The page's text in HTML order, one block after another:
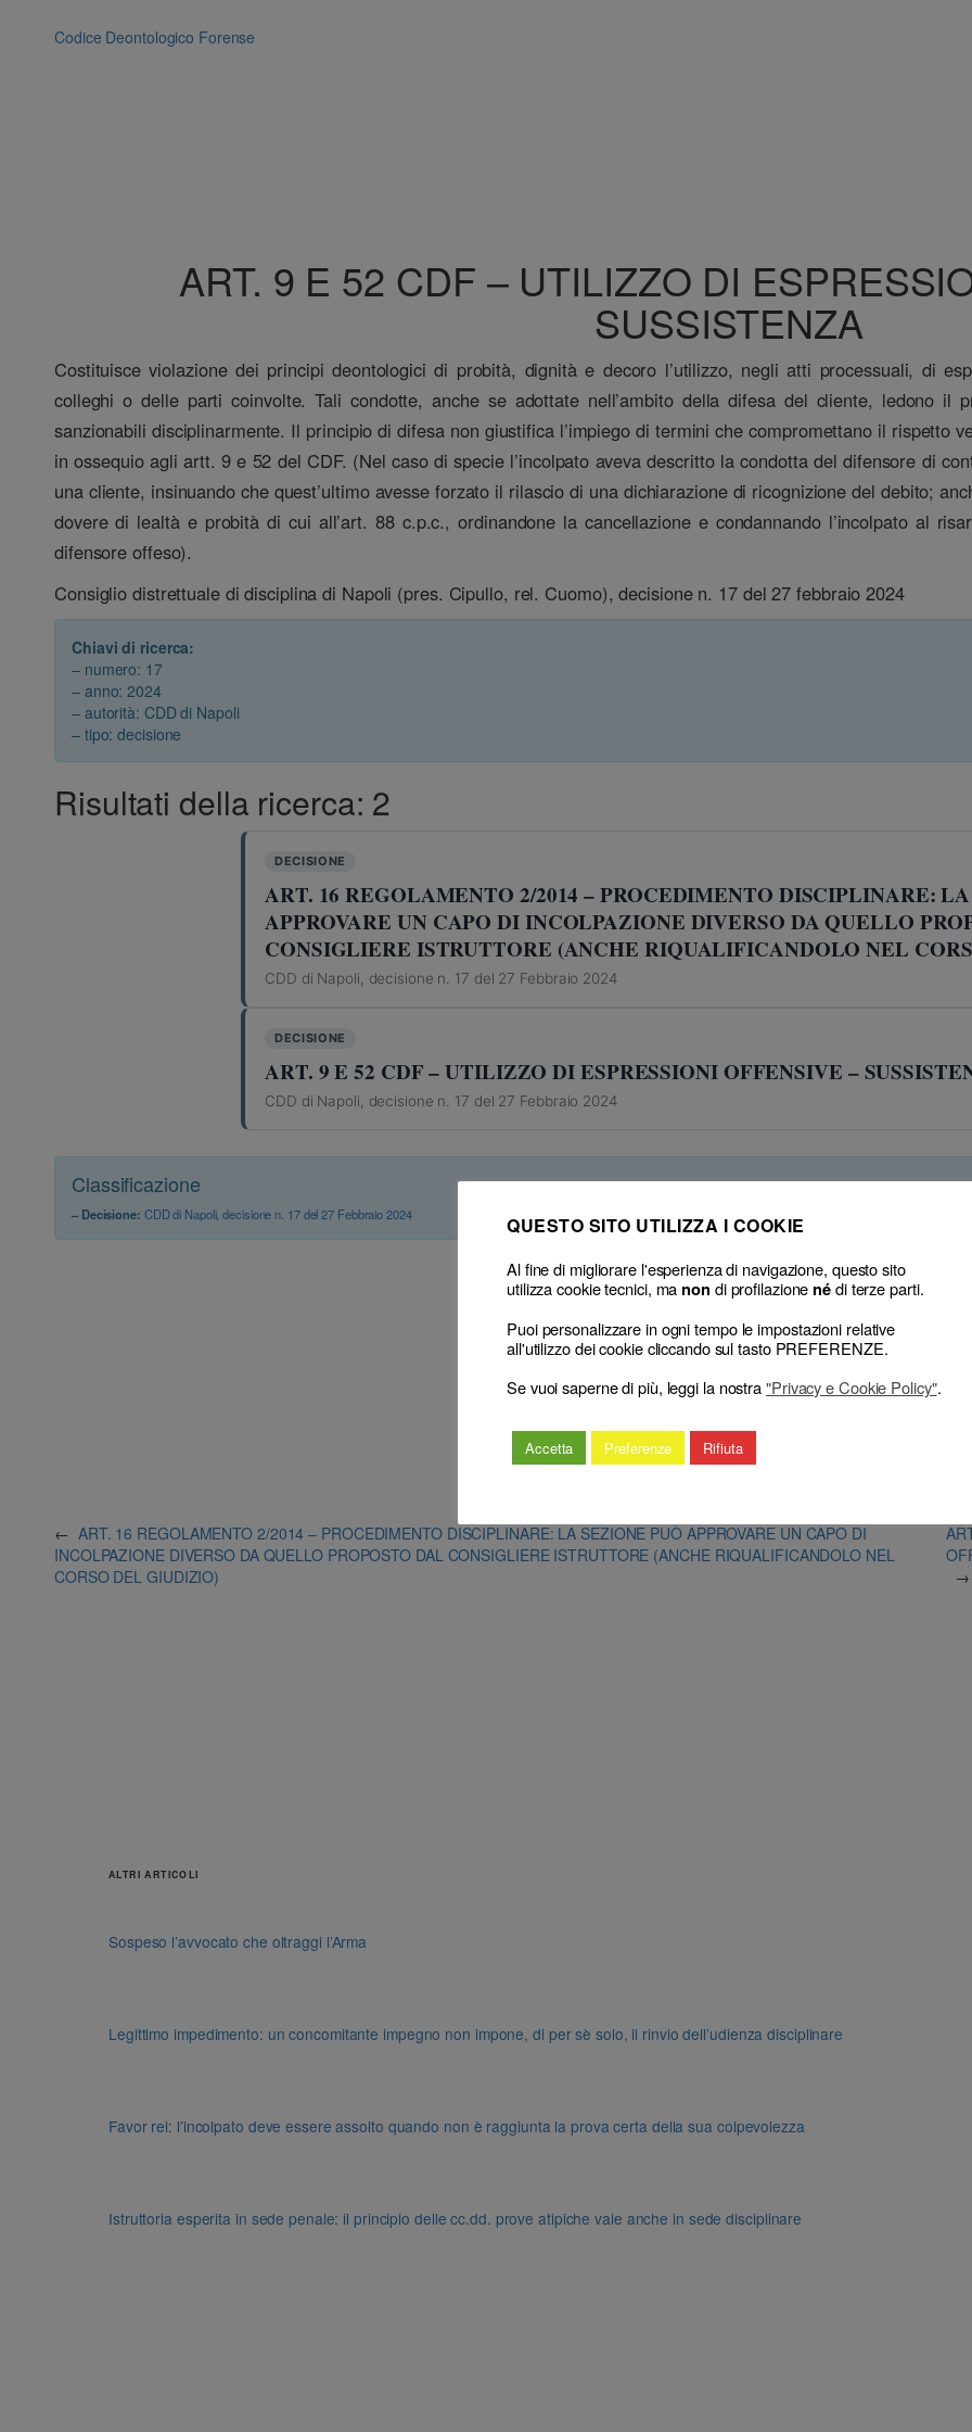
Codice Deontologico Forense
ART. 9 E 52 CDF – UTILIZZO DI
SUSSISTENZA
Costituisce violazione dei principi deontologici di probità, dignità e decoro l’utilizzo, negli atti processuali, di
colleghi o delle parti coinvolte. Tali condotte, anche se adottate nell’ambito della difesa del cliente, ledono il
sanzionabili disciplinarmente. Il principio di difesa non giustifica l’impiego di termini che compromettano il rispetto
in ossequio agli artt. 9 e 52 del CDF. (Nel caso di specie l’incolpato aveva descritto la condotta del difensore di
una cliente, insinuando che quest’ultimo avesse forzato il rilascio di una dichiarazione di ricognizione del debito;
dovere di lealtà e probità di cui all’art. 88 c.p.c., ordinandone la cancellazione e condannando l’incolpato al
difensore offeso).
Consiglio distrettuale di disciplina di Napoli (pres. Cipullo, rel. Cuomo), decisione n. 17 del 27 febbraio 2024
Chiavi di ricerca:
– numero: 17
– anno: 2024
– autorità: CDD di Napoli
– tipo: decisione
Risultati della ricerca: 2
DECISIONE
ART. 16 REGOLAMENTO 2/2014 – PROCEDIMENTO DISCIPLINARE:
APPROVARE UN CAPO DI INCOLPAZIONE DIVERSO DA QUELLO
CONSIGLIERE ISTRUTTORE (ANCHE RIQUALIFICANDOLO NEL
CDD di Napoli, decisione n. 17 del 27 Febbraio 2024
DECISIONE
ART. 9 E 52 CDF – UTILIZZO DI ESPRESSIONI OFFENSIVE –
CDD di Napoli, decisione n. 17 del 27 Febbraio 2024
Classificazione
– Decisione: CDD di Napoli, decisione n. 17 del 27 Febbraio 2024
← ART. 16 REGOLAMENTO 2/2014 – PROCEDIMENTO DISCIPLINARE: LA SEZIONE PUÒ APPROVARE UN CAPO DI
INCOLPAZIONE DIVERSO DA QUELLO PROPOSTO DAL CONSIGLIERE ISTRUTTORE (ANCHE RIQUALIFICANDOLO NEL
CORSO DEL GIUDIZIO)
→
ALTRI ARTICOLI
Sospeso l’avvocato che oltraggi l’Arma
Legittimo impedimento: un concomitante impegno non impone, di per sè solo, il rinvio dell’udienza disciplinare
Favor rei: l’incolpato deve essere assolto quando non è raggiunta la prova certa della sua colpevolezza
Istruttoria esperita in sede penale: il principio delle cc.dd. prove atipiche vale anche in sede disciplinare
QUESTO SITO UTILIZZA I COOKIE
Al fine di migliorare l'esperienza di navigazione, questo sito
utilizza cookie tecnici, ma non di profilazione nédi terze parti.
Puoi personalizzare in ogni tempo le impostazioni relative
all'utilizzo dei cookie cliccando sul tasto PREFERENZE.
Se vuoi saperne di più, leggi la nostra"Privacy e Cookie Policy".
Accetta Preferenze Rifiuta